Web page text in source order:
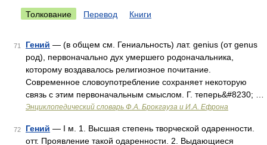
Толкование Перевод Книги
71 Гений — (в общем см. Гениальность) лат. genius (от genus
род), первоначально дух умершего родоначальника,
которому воздавалось религиозное почитание.
Современное словоупотребление сохраняет некоторую
связь с этим первоначальным смыслом. Г. теперь&#8230; …
Энциклопедический словарь Ф.А. Брокгауза и И.А. Ефрона
72 Гений — I м. 1. Высшая степень творческой одаренности.
отт. Проявление такой одаренности. 2. Выдающиеся